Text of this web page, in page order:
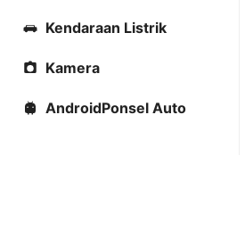
Kendaraan Listrik
Kamera
AndroidPonsel Auto